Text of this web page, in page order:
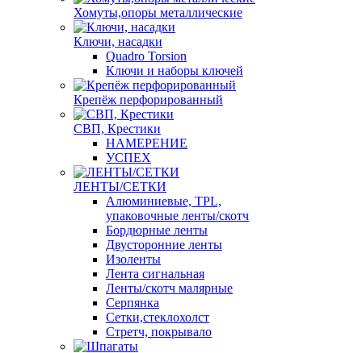
Хомуты,опоры металлические
Ключи, насадки
Quadro Torsion
Ключи и наборы ключей
Крепёж перфорированный
СВП, Крестики
НАМЕРЕНИЕ
УСПЕХ
ЛЕНТЫ/СЕТКИ
Алюминиевые, TPL,
упаковочные ленты/скотч
Бордюрные ленты
Двусторонние ленты
Изоленты
Лента сигнальная
Ленты/скотч малярные
Серпянка
Сетки,стеклохолст
Стретч, покрывало